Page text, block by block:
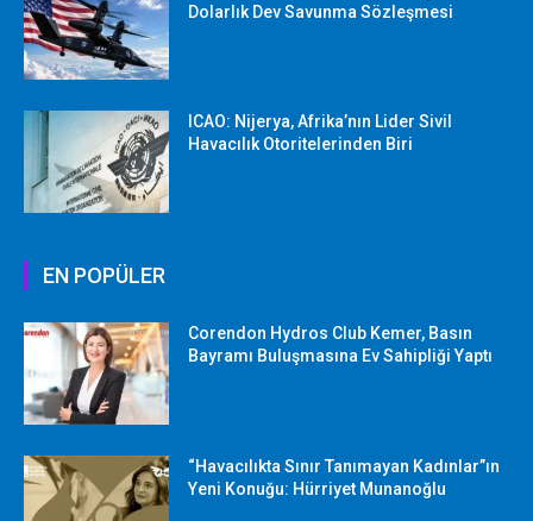
Dolarlık Dev Savunma Sözleşmesi
ICAO: Nijerya, Afrika’nın Lider Sivil
Havacılık Otoritelerinden Biri
EN POPÜLER
Corendon Hydros Club Kemer, Basın
Bayramı Buluşmasına Ev Sahipliği Yaptı
“Havacılıkta Sınır Tanımayan Kadınlar”ın
Yeni Konuğu: Hürriyet Munanoğlu